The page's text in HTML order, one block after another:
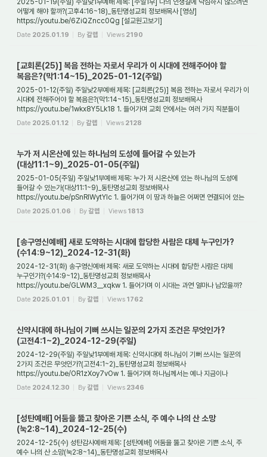
2025-01-19(주일) 주일낮1부예배 제목: [주일1부] 나의 인생길에 낙심하지 않으려면
어떻게 해야 할까?(고후4:16~18)_동탄명성교회 정보배목사 [영상]
https://youtu.be/6ZiQZncc0Qg [설교원고보기]
https://dongtanms.kr/board_TrYN84/142390 1. 들어가며 살...
Date 2025.01.19 By갈렙 Views 2190
[교회론(25)] 복음 전하는 자로서 우리가 이 시대에 전해주어야 할
복음은?(막1:14~15)_2025-01-12(주일)
2025-01-12(주일) 주일낮2부예배 제목: [교회론(25)] 복음 전하는 자로서 우리가 이
시대에 전해주어야 할 복음은?(막1:14~15)_동탄명성교회 정보배목사
https://youtu.be/1wkx8Y5Lk18 1. 들어가며 교회 안에서는 여러 가지 직분들이
있다. 그중에는 사도, 선...
Date 2025.01.12 By갈렙 Views 2128
누가 저 시온산에 있는 하나님의 도성에 들어갈 수 있는가
(대상11:1~9)_2025-01-05(주일)
2025-01-05(주일) 주일낮1부예배 제목: 누가 저 시온산에 있는 하나님의 도성에
들어갈 수 있는가(대상11:1~9)_동탄명성교회 정보배목사
https://youtu.be/pSnRIWytYIc 1. 들어가며 이 땅과 하늘은 어쩌면 연결되어 있는
것 같다. 왜냐하면 하늘에서 벌어질 일...
Date 2025.01.06 By갈렙 Views 1813
[송구영신예배] 새로 도약하는 시대에 합당한 사람은 대체 누구인가?
(수14:9~12)_2024-12-31(화)
2024-12-31(화) 송구영신예배 제목: 새로 도약하는 시대에 합당한 사람은 대체
누구인가?(수14:9~12)_동탄명성교회 정보배목사
https://youtu.be/GLWM3__xqkw 1. 들어가며 이 시대는 과연 얼마나 남았을까?
성경은 마지막 시대에 나타날 징조들과 상황에 대해 ...
Date 2025.01.01 By갈렙 Views 1762
신약시대에 하나님이 기뻐 쓰시는 일꾼의 2가지 조건은 무엇인가?
(고전4:1~2)_2024-12-29(주일)
2024-12-29(주일) 주일낮1부예배 제목: 신약시대에 하나님이 기뻐 쓰시는 일꾼의
2가지 조건은 무엇인가?(고전4:1~2)_동탄명성교회 정보배목사
https://youtu.be/OR1zXoy7vOw 1. 들어가며 하나님께서는 예나 지금이나
사람들을 불러 일하게 하신다. 그렇게 해...
Date 2024.12.30 By갈렙 Views 2346
[성탄예배] 어둠을 뚫고 찾아온 기쁜 소식, 주 예수 나의 산 소망
(눅2:8~14)_2024-12-25(수)
2024-12-25(수) 성탄감사예배 제목: [성탄예배] 어둠을 뚫고 찾아온 기쁜 소식, 주
예수 나의 산 소망(눅2:8~14)_동탄명성교회 정보배목사